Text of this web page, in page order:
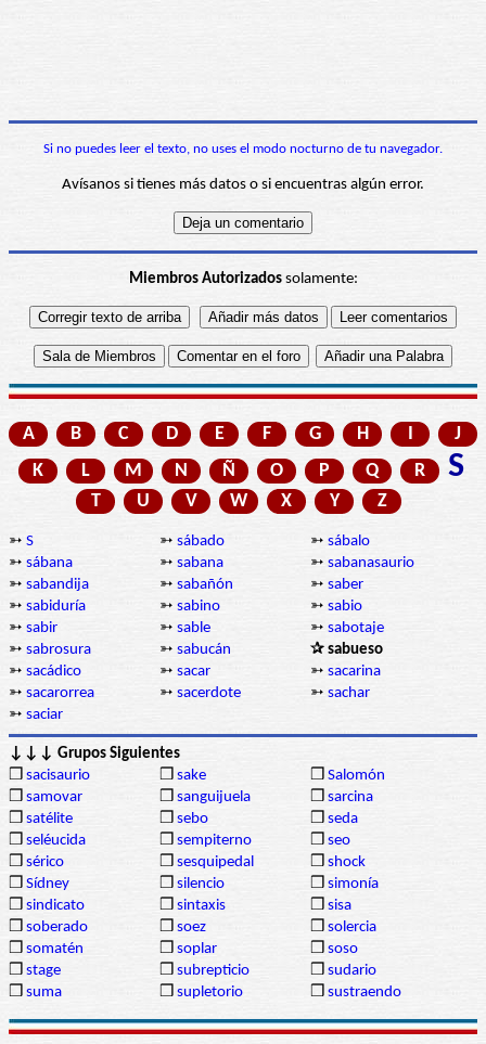
Si no puedes leer el texto, no uses el modo nocturno de tu navegador.
Avísanos si tienes más datos o si encuentras algún error.
Miembros Autorizadossolamente:
A B C D E F G H I
J
K
L M N Ñ O P Q R S
T U V W X Y Z
➳ S ➳ sábado ➳ sábalo
➳ sábana ➳ sabana ➳ sabanasaurio
➳ sabandija ➳ sabañón ➳ saber
➳ sabiduría ➳ sabino ➳ sabio
➳ sabir ➳ sable ➳ sabotaje
➳ sabrosura ➳ sabucán
✰ sabueso
➳ sacádico ➳ sacar ➳ sacarina
➳ sacarorrea ➳ sacerdote ➳ sachar
➳ saciar
↓↓↓ Grupos Siguientes
❒ sacisaurio ❒ sake ❒ Salomón
❒ samovar ❒ sanguijuela ❒ sarcina
❒ satélite ❒ sebo ❒ seda
❒ seléucida ❒ sempiterno ❒ seo
❒ sérico ❒ sesquipedal ❒ shock
❒ Sídney ❒ silencio ❒ simonía
❒ sindicato ❒ sintaxis ❒ sisa
❒ soberado ❒ soez ❒ solercia
❒ somatén ❒ soplar ❒ soso
❒ stage ❒ subrepticio ❒ sudario
❒ suma ❒ supletorio ❒ sustraendo